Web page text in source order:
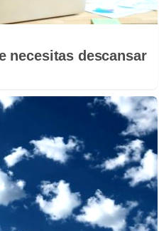
necesitas descansar